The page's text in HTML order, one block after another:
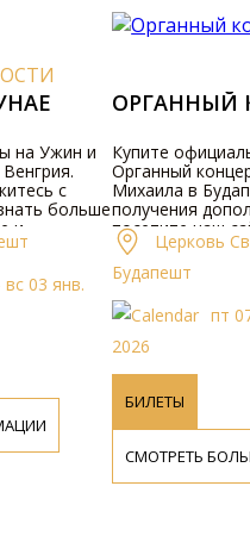
на Ужин и
с
больше
и
03 янв.
ОРГАННЫЙ
Купите
Органный
Михаила в
получения
посетите наш
Церковь
Будапешт
пт
2026
БИЛЕТЫ
СМОТРЕТЬ